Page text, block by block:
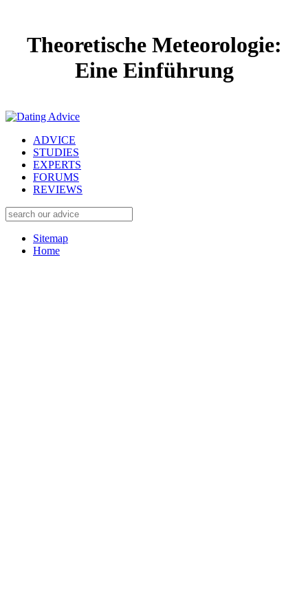
Theoretische Meteorologie:
Eine Einführung
ADVICE
STUDIES
EXPERTS
FORUMS
REVIEWS
Sitemap
Home